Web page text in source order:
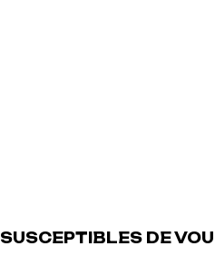
SUSCEPTIBLES DE